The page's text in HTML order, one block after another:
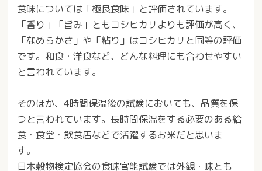
食味については「極良食味」と評価されています。
「香り」「旨み」ともコシヒカリよりも評価が高く、
「なめらかさ」や「粘り」はコシヒカリと同等の評価
です。和食・洋食など、どんな料理にも合わせやすい
と言われています。
そのほか、4時間保温後の試験においても、品質を保
つと言われています。長時間保温をする必要のある給
食・食堂・飲食店などで活躍するお米だと思いま
す。
日本穀物検定協会の食味官能試験では外観・味とも